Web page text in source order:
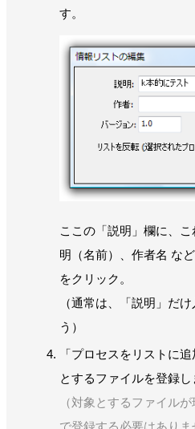
す。
ここの「説明」欄に、
明（名前）、作者名 な
をクリック。
（通常は、「説明」だ
う）
「プロセスをリストに
とするファイルを登録し
（対象とするファイル